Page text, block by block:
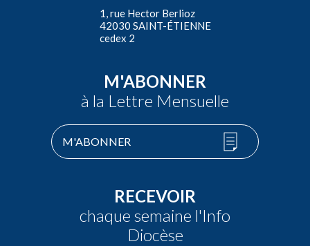
1, rue Hector Berlioz
42030 SAINT-ÉTIENNE
cedex 2
M'ABONNER
à la Lettre Mensuelle
M'ABONNER
RECEVOIR
chaque semaine l'Info
Diocèse